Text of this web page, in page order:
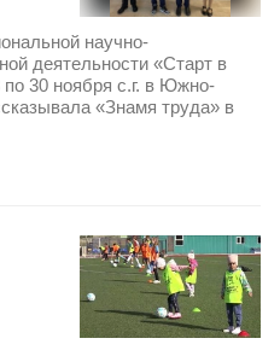
научно-
деятельности «Старт в
30 ноября с.г. в Южно-
«Знамя труда» в